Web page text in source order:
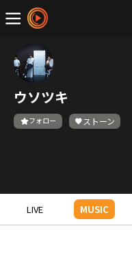
ウソツキ
フォロー ストーン
LIVE MUSIC